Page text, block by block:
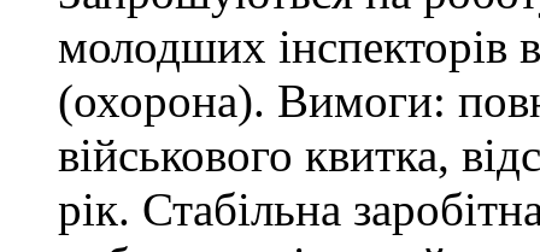
молодших інспекторів
(охорона). Вимоги:
військового квитка,
рік. Стабільна